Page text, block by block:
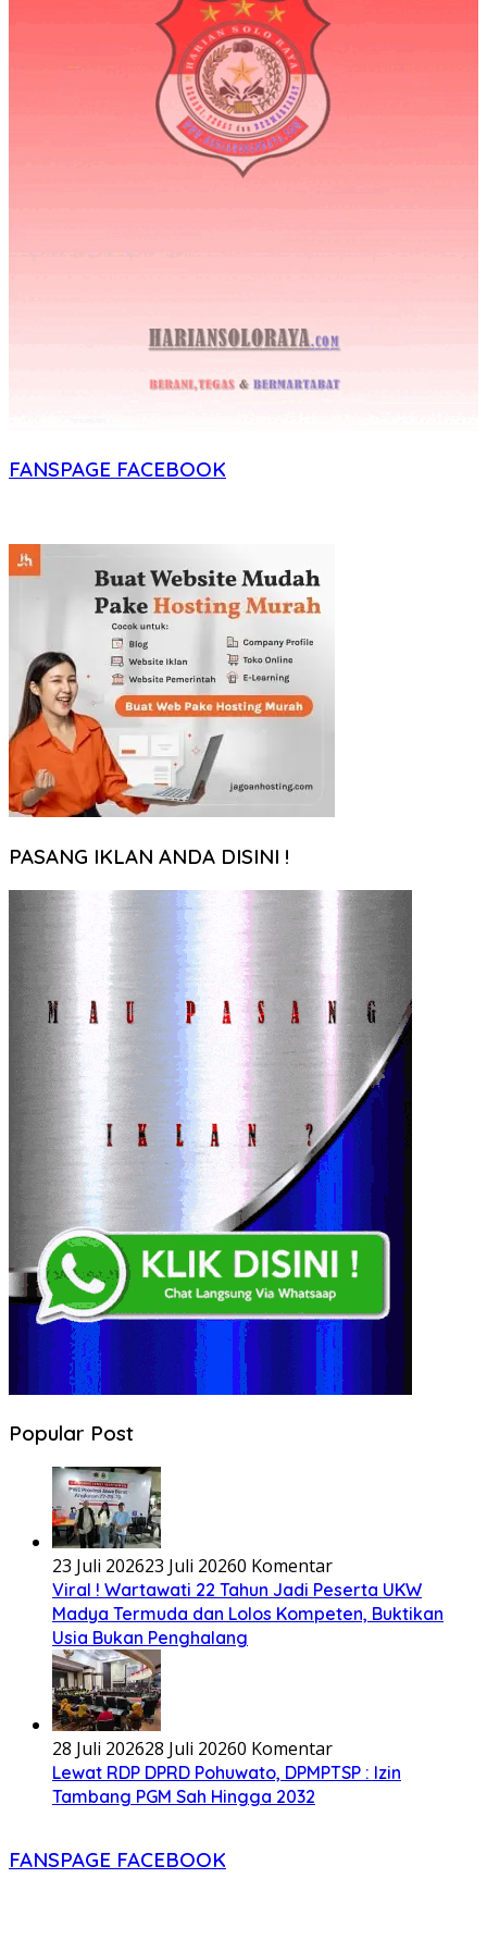
FANSPAGE FACEBOOK
PASANG IKLAN ANDA DISINI !
Popular Post
23 Juli 202623 Juli 20260 Komentar
Viral ! Wartawati 22 Tahun Jadi Peserta UKW
Madya Termuda dan Lolos Kompeten, Buktikan
Usia Bukan Penghalang
28 Juli 202628 Juli 20260 Komentar
Lewat RDP DPRD Pohuwato, DPMPTSP : Izin
Tambang PGM Sah Hingga 2032
FANSPAGE FACEBOOK